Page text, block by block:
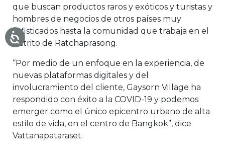
que buscan productos raros y exóticos y turistas y
hombres de negocios de otros países muy
sofisticados hasta la comunidad que trabaja en el
distrito de Ratchaprasong.
“Por medio de un enfoque en la experiencia, de
nuevas plataformas digitales y del
involucramiento del cliente, Gaysorn Village ha
respondido con éxito a la COVID-19 y podemos
emerger como el único epicentro urbano de alta
estilo de vida, en el centro de Bangkok”, dice
Vattanapataraset.